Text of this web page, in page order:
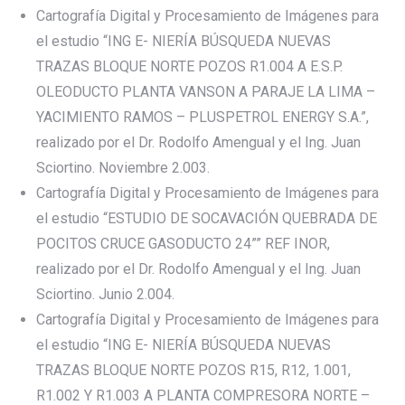
Cartografía Digital y Procesamiento de Imágenes para
el estudio “ING E- NIERÍA BÚSQUEDA NUEVAS
TRAZAS BLOQUE NORTE POZOS R1.004 A E.S.P.
OLEODUCTO PLANTA VANSON A PARAJE LA LIMA –
YACIMIENTO RAMOS – PLUSPETROL ENERGY S.A.”,
realizado por el Dr. Rodolfo Amengual y el Ing. Juan
Sciortino. Noviembre 2.003.
Cartografía Digital y Procesamiento de Imágenes para
el estudio “ESTUDIO DE SOCAVACIÓN QUEBRADA DE
POCITOS CRUCE GASODUCTO 24”” REF INOR,
realizado por el Dr. Rodolfo Amengual y el Ing. Juan
Sciortino. Junio 2.004.
Cartografía Digital y Procesamiento de Imágenes para
el estudio “ING E- NIERÍA BÚSQUEDA NUEVAS
TRAZAS BLOQUE NORTE POZOS R15, R12, 1.001,
R1.002 Y R1.003 A PLANTA COMPRESORA NORTE –